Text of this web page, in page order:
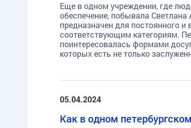
Еще в одном учреждении, где
обеспечение, побывала
предназначен для постоянного
соответствующим категориям.
поинтересовалась формами
которых есть не только
05.04.2024
Как в одном